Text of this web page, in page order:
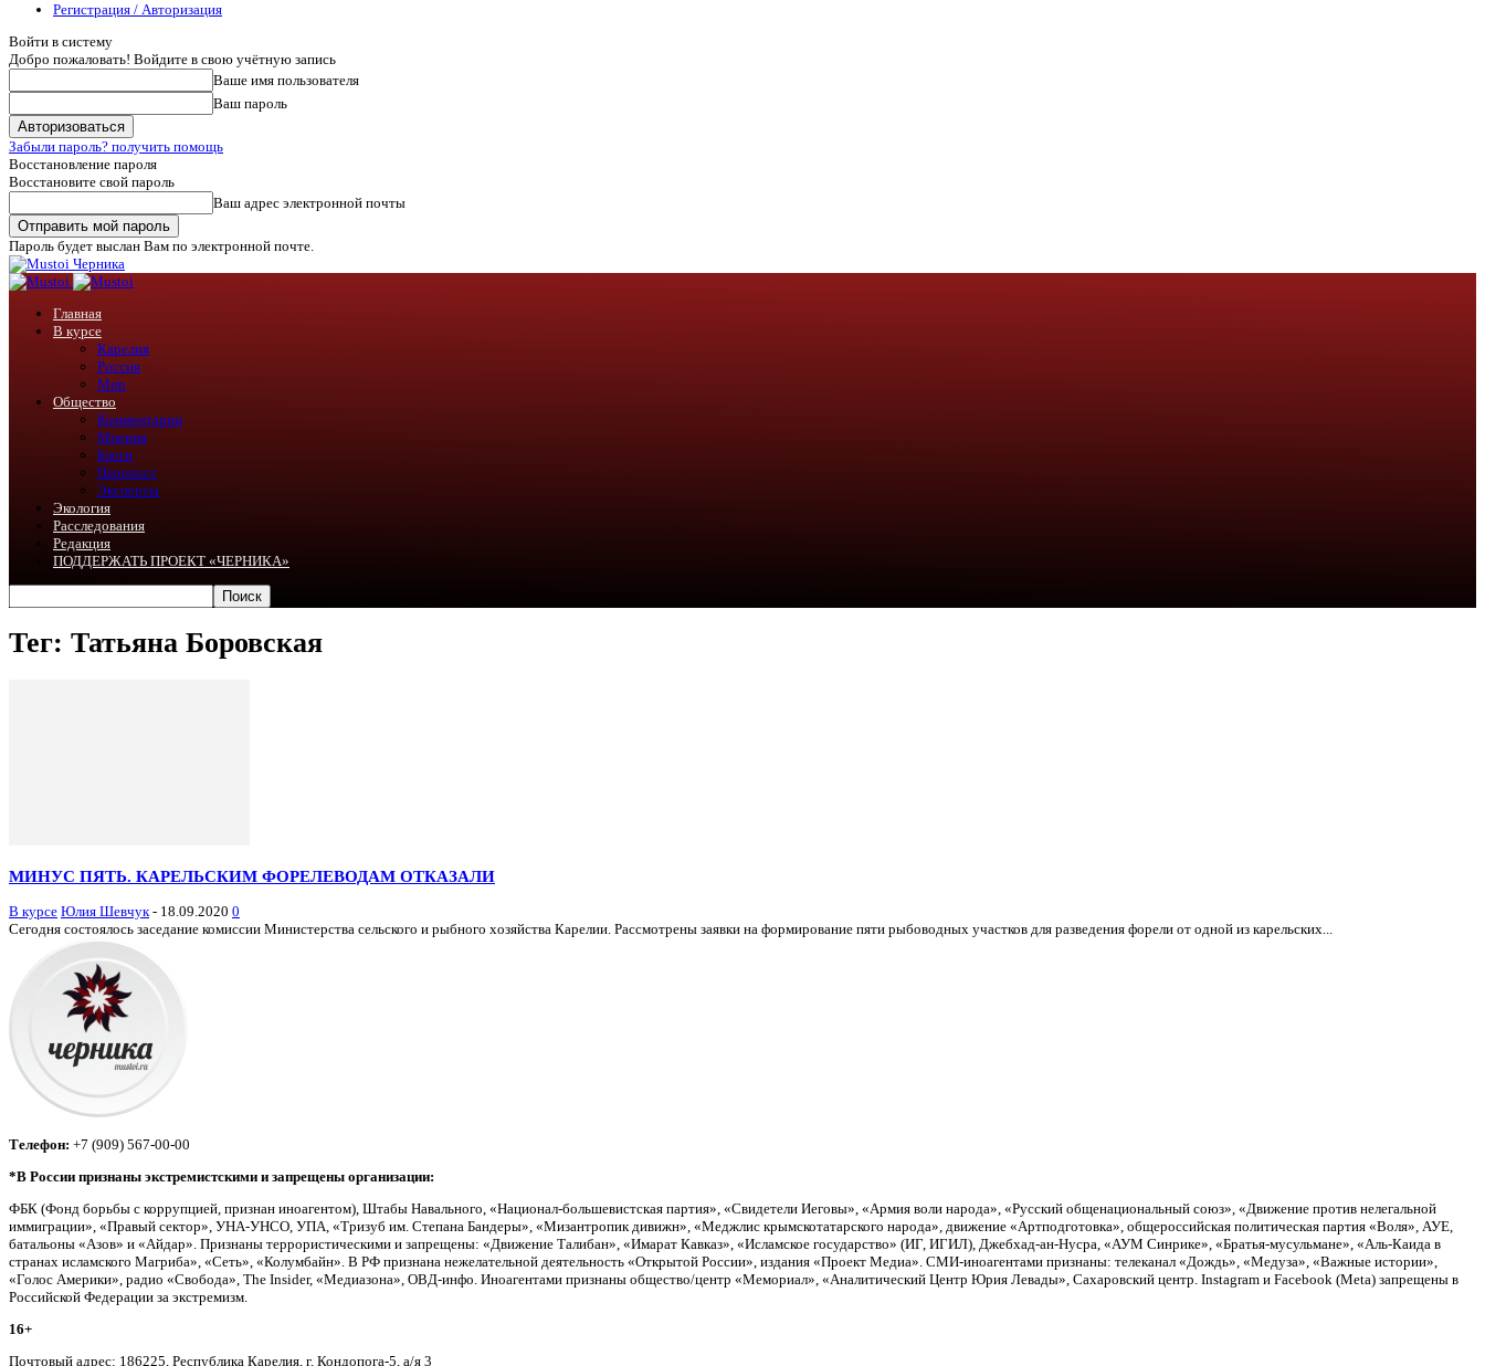
Регистрация / Авторизация
Войти в систему
Добро пожаловать! Войдите в свою учётную запись
Ваше имя пользователя
Ваш пароль
Забыли пароль? получить помощь
Восстановление пароля
Восстановите свой пароль
Ваш адрес электронной почты
Пароль будет выслан Вам по электронной почте.
Черника
Главная
В курсе
Карелия
Россия
Мир
Общество
Комментарии
Мнения
Блоги
Перепост
Эксперты
Экология
Расследования
Редакция
ПОДДЕРЖАТЬ ПРОЕКТ «ЧЕРНИКА»
Тег: Татьяна Боровская
МИНУС ПЯТЬ. КАРЕЛЬСКИМ ФОРЕЛЕВОДАМ ОТКАЗАЛИ
В курсе Юлия Шевчук - 18.09.2020 0
Сегодня состоялось заседание комиссии Министерства сельского и рыбного хозяйства Карелии. Рассмотрены заявки на формирование пяти рыбоводных участков для разведения форели от одной из карельских...
Телефон: +7 (909) 567-00-00
*В России признаны экстремистскими и запрещены организации:
ФБК (Фонд борьбы с коррупцией, признан иноагентом), Штабы Навального, «Национал-большевистская партия», «Свидетели Иеговы», «Армия воли народа», «Русский общенациональный союз», «Движение против нелегальной
иммиграции», «Правый сектор», УНА-УНСО, УПА, «Тризуб им. Степана Бандеры», «Мизантропик дивижн», «Меджлис крымскотатарского народа», движение «Артподготовка», общероссийская политическая партия «Воля», АУЕ,
батальоны «Азов» и «Айдар». Признаны террористическими и запрещены: «Движение Талибан», «Имарат Кавказ», «Исламское государство» (ИГ, ИГИЛ), Джебхад-ан-Нусра, «АУМ Синрике», «Братья-мусульмане», «Аль-Каида в
странах исламского Магриба», «Сеть», «Колумбайн». В РФ признана нежелательной деятельность «Открытой России», издания «Проект Медиа». СМИ-иноагентами признаны: телеканал «Дождь», «Медуза», «Важные истории»,
«Голос Америки», радио «Свобода», The Insider, «Медиазона», ОВД-инфо. Иноагентами признаны общество/центр «Мемориал», «Аналитический Центр Юрия Левады», Сахаровский центр. Instagram и Facebook (Metа) запрещены в
Российской Федерации за экстремизм.
16+
Почтовый адрес: 186225, Республика Карелия, г. Кондопога-5, а/я 3